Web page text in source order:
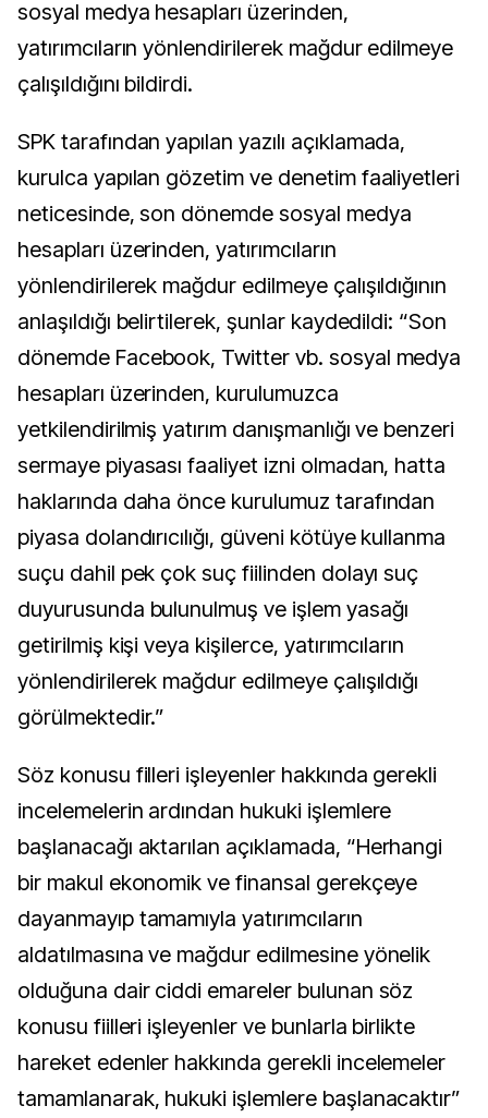
sosyal medya hesapları üzerinden,
yatırımcıların yönlendirilerek mağdur edilmeye
çalışıldığını bildirdi.
SPK tarafından yapılan yazılı açıklamada,
kurulca yapılan gözetim ve denetim faaliyetleri
neticesinde, son dönemde sosyal medya
hesapları üzerinden, yatırımcıların
yönlendirilerek mağdur edilmeye çalışıldığının
anlaşıldığı belirtilerek, şunlar kaydedildi: “Son
dönemde Facebook, Twitter vb. sosyal medya
hesapları üzerinden, kurulumuzca
yetkilendirilmiş yatırım danışmanlığı ve benzeri
sermaye piyasası faaliyet izni olmadan, hatta
haklarında daha önce kurulumuz tarafından
piyasa dolandırıcılığı, güveni kötüye kullanma
suçu dahil pek çok suç fiilinden dolayı suç
duyurusunda bulunulmuş ve işlem yasağı
getirilmiş kişi veya kişilerce, yatırımcıların
yönlendirilerek mağdur edilmeye çalışıldığı
görülmektedir.”
Söz konusu filleri işleyenler hakkında gerekli
incelemelerin ardından hukuki işlemlere
başlanacağı aktarılan açıklamada, “Herhangi
bir makul ekonomik ve finansal gerekçeye
dayanmayıp tamamıyla yatırımcıların
aldatılmasına ve mağdur edilmesine yönelik
olduğuna dair ciddi emareler bulunan söz
konusu fiilleri işleyenler ve bunlarla birlikte
hareket edenler hakkında gerekli incelemeler
tamamlanarak, hukuki işlemlere başlanacaktır”